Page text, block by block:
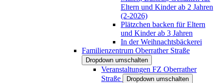
Eltern und Kinder ab 2 Jahren
(2-2026)
Plätzchen backen für Eltern
und Kinder ab 3 Jahren
In der Weihnachtsbäckerei
Familienzentrum Oberrather Straße
Dropdown umschalten
Veranstaltungen FZ Oberrather
Straße
Dropdown umschalten